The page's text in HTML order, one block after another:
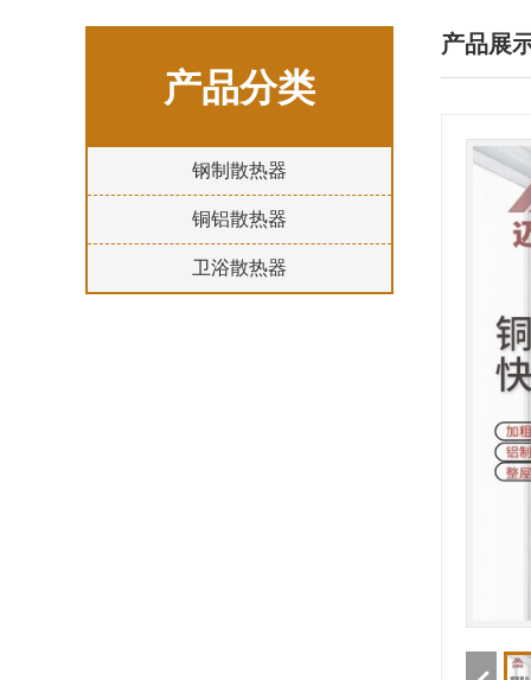
产品分类
钢制散热器
铜铝散热器
卫浴散热器
产品展